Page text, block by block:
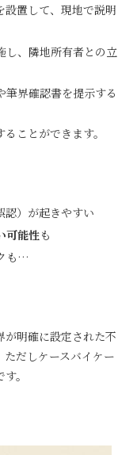
設置して、現地で説明
し、隣地所有者との立
界確認書を提示する
ことができます。
認）が起きやすい
可能性も
も…
が明確に設定された不
だしケースバイケー
。